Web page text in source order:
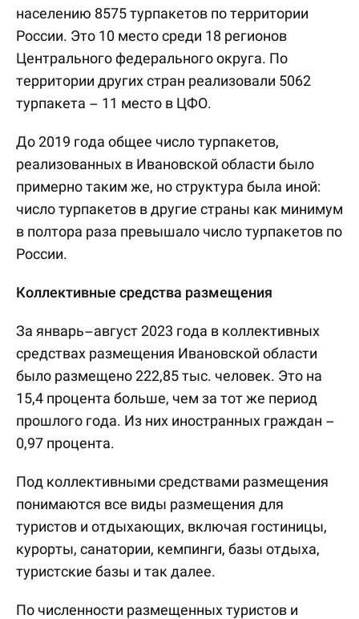
населению 8575 турпакетов по территории
России. Это 10 место среди 18 регионов
Центрального федерального округа. По
территории других стран реализовали 5062
турпакета – 11 место в ЦФО.
До 2019 года общее число турпакетов,
реализованных в Ивановской области было
примерно таким же, но структура была иной:
число турпакетов в другие страны как минимум
в полтора раза превышало число турпакетов по
России.
Коллективные средства размещения
За январь–август 2023 года в коллективных
средствах размещения Ивановской области
было размещено 222,85 тыс. человек. Это на
15,4 процента больше, чем за тот же период
прошлого года. Из них иностранных граждан –
0,97 процента.
Под коллективными средствами размещения
понимаются все виды размещения для
туристов и отдыхающих, включая гостиницы,
курорты, санатории, кемпинги, базы отдыха,
туристские базы и так далее.
По численности размещенных туристов и